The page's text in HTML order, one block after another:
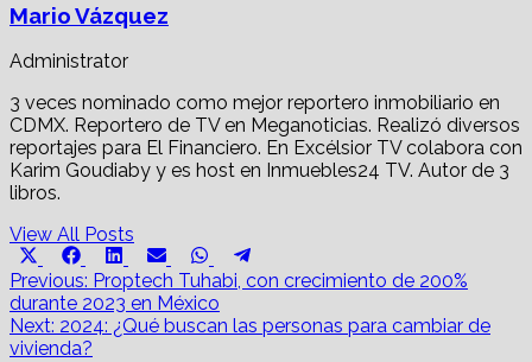
Mario Vázquez
Administrator
3 veces nominado como mejor reportero inmobiliario en
CDMX. Reportero de TV en Meganoticias. Realizó diversos
reportajes para El Financiero. En Excélsior TV colabora con
Karim Goudiaby y es host en Inmuebles24 TV. Autor de 3
libros.
View All Posts
Share
on
(Twitter)
Share
on
Facebook
Share
on
LinkedIn
Share
on
Email
Share
on
WhatsApp
on
Post
navigation
Previous: Proptech Tuhabi, con crecimiento de 200%
durante 2023 en México
Next: 2024: ¿Qué buscan las personas para cambiar de
vivienda?